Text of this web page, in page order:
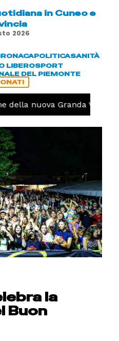
in Cuneo e
2026
POLITICASANITÀ
LIBEROSPORT
DEL PIEMONTE
nuova Granda Volley
la
Buon